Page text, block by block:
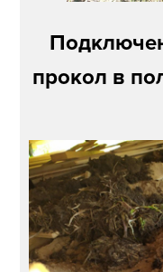
прокол в